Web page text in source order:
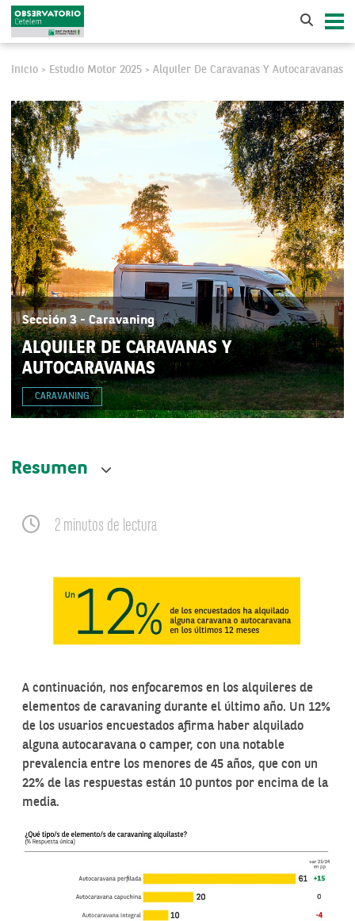
Inicio > Estudio Motor 2025 > Alquiler De Caravanas Y Autocaravanas
Sección 3 - Caravaning
ALQUILER DE CARAVANAS Y
AUTOCARAVANAS
CARAVANING
2 minutos de lectura
A continuación, nos enfocaremos en los alquileres de
elementos de caravaning durante el último año. Un 12%
de los usuarios encuestados afirma haber alquilado
alguna autocaravana o camper, con una notable
prevalencia entre los menores de 45 años, que con un
22% de las respuestas están 10 puntos por encima de la
media.
Resumen